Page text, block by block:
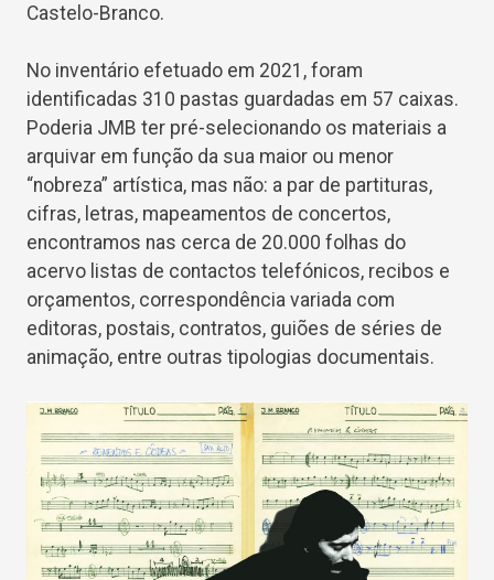
Castelo-Branco.
No inventário efetuado em 2021, foram
identificadas 310 pastas guardadas em 57 caixas.
Poderia JMB ter pré-selecionando os materiais a
arquivar em função da sua maior ou menor
“nobreza” artística, mas não: a par de partituras,
cifras, letras, mapeamentos de concertos,
encontramos nas cerca de 20.000 folhas do
acervo listas de contactos telefónicos, recibos e
orçamentos, correspondência variada com
editoras, postais, contratos, guiões de séries de
animação, entre outras tipologias documentais.